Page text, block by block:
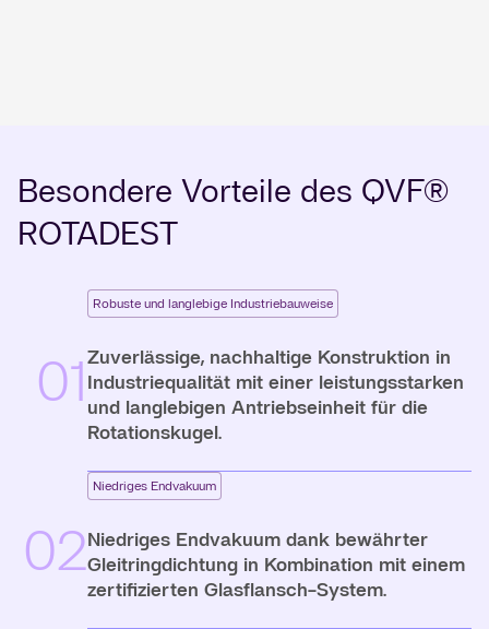
Besondere Vorteile des QVF®
ROTADEST
01
Robuste und langlebige Industriebauweise
Zuverlässige, nachhaltige Konstruktion in
Industriequalität mit einer leistungsstarken
und langlebigen Antriebseinheit für die
Rotationskugel.
02
Niedriges Endvakuum
Niedriges Endvakuum dank bewährter
Gleitringdichtung in Kombination mit einem
zertifizierten Glasflansch-System.